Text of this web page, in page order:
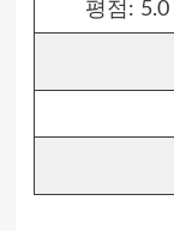
평점: 5.0